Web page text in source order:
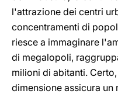
l'attrazione dei centri
concentramenti di
riesce a immaginare
di megalopoli,
milioni di abitanti.
dimensione assicura